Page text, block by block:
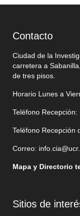
Contacto
Ciudad de la
carretera a
de tres pisos.
Horario Lunes a
Teléfono Recepción:
Teléfono Recepción
Correo:
Mapa y Directorio
Sitios de